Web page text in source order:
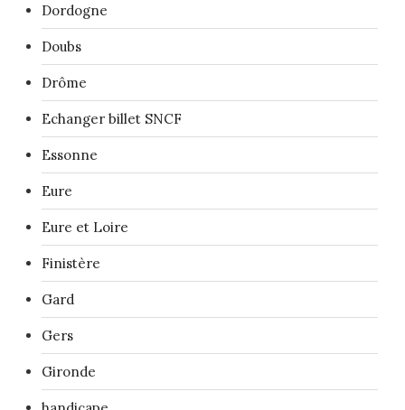
Dordogne
Doubs
Drôme
Echanger billet SNCF
Essonne
Eure
Eure et Loire
Finistère
Gard
Gers
Gironde